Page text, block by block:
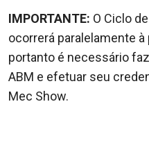
IMPORTANTE: O Ciclo
ocorrerá paralelamente
portanto é necessário
ABM e efetuar seu
Mec Show.